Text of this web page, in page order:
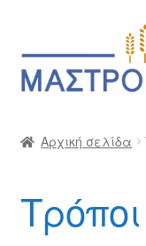
μετάβαση
στην
σε
περιεχόμενο
Checkout
Αρχική σελίδα